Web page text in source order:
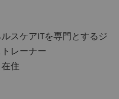
スケアITを専門とするジ
レーナー
住